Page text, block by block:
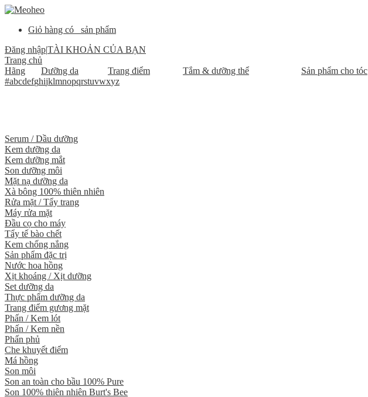
Giỏ hàng có
sản phẩm
Đăng nhập|TÀI KHOẢN CỦA BẠN
Trang chủ
Hãng
Dưỡng da Trang điểm Tắm & dưỡng thể Sản phẩm cho tóc
#abcdefghijklmnopqrstuvwxyz
Serum / Dầu dưỡng
Kem dưỡng da
Kem dưỡng mắt
Son dưỡng môi
Mặt nạ dưỡng da
Xà bông 100% thiên nhiên
Rửa mặt / Tẩy trang
Máy rửa mặt
Đầu cọ cho máy
Tẩy tế bào chết
Kem chống nắng
Sản phẩm đặc trị
Nước hoa hồng
Xịt khoáng / Xịt dưỡng
Set dưỡng da
Thực phẩm dưỡng da
Trang điểm gương mặt
Phấn / Kem lót
Phấn / Kem nền
Phấn phủ
Che khuyết điểm
Má hồng
Son môi
Son an toàn cho bầu 100% Pure
Son 100% thiên nhiên Burt's Bee